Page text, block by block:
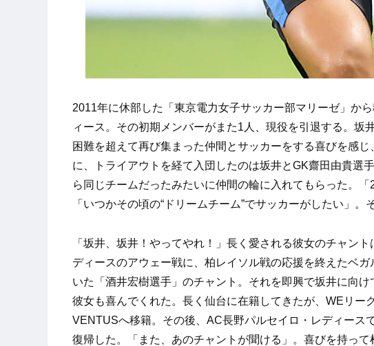
2011年に休部した「東京電力女子サッカー部マリーゼ」か
ィース。その初期メンバーがまた1人、現役を引退する。坂
困難を超えて再び集まった仲間とサッカーをする喜びを感
に、トライアウトを経て入団したのは坂井とGK齋田由貴選
ら同じチームだったみたいに仲間の輪に入れてもらった。「
「いつかその頃の“ドリームチーム”でサッカーがしたい」。
「坂井、坂井！やってやれ！」長く愛される彼女のチャン
ディースのアウェー戦に、柏レイソル戦の応援を終えたベ
いた「酒井宏樹選手」のチャント。それを即興で坂井に向け
彼女も喜んでくれた。長く仙台に在籍してきたが、WEリー
VENTUSへ移籍。その後、AC長野パルセイロ・レディース
復帰した。「また、あのチャントが聞ける」。喜びを持って